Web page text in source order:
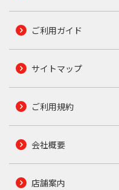
ご利用ガイド
サイトマップ
ご利用規約
会社概要
店舗案内